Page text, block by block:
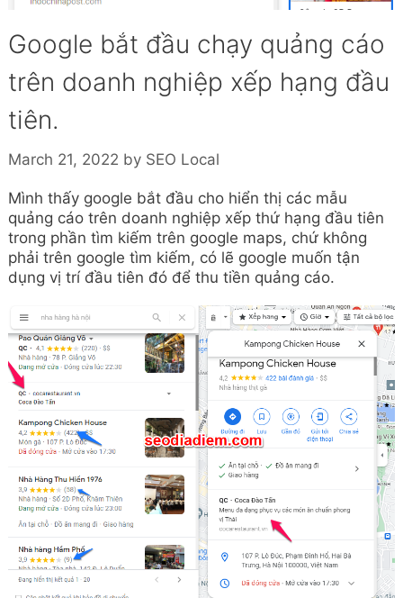
Google bắt đầu chạy quảng cáo
trên doanh nghiệp xếp hạng đầu
tiên.
March 21, 2022 by SEO Local
Mình thấy google bắt đầu cho hiển thị các mẫu
quảng cáo trên doanh nghiệp xếp thứ hạng đầu tiên
trong phần tìm kiếm trên google maps, chứ không
phải trên google tìm kiếm, có lẽ google muốn tận
dụng vị trí đầu tiên đó để thu tiền quảng cáo.